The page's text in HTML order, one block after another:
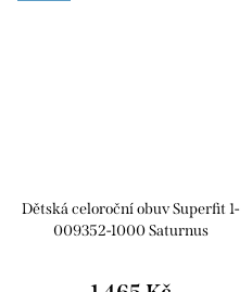
Dětská celoroční obuv Superfit 1-
009352-1000 Saturnus